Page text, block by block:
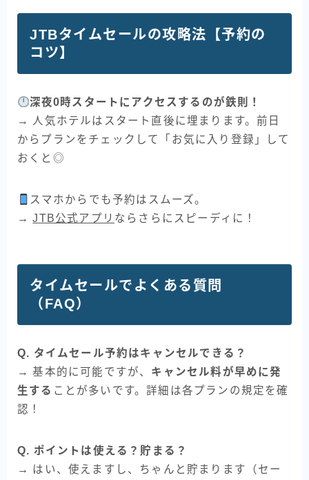
JTBタイムセールの攻略法【予約の
コツ】
深夜0時スタートにアクセスするのが鉄則！
→ 人気ホテルはスタート直後に埋まります。前日
からプランをチェックして「お気に入り登録」して
おくと◎
スマホからでも予約はスムーズ。
→JTB公式アプリ ならさらにスピーディに！
タイムセールでよくある質問
（FAQ）
Q. タイムセール予約はキャンセルできる？
→ 基本的に可能ですが、 キャンセル料が早めに発
生する ことが多いです。詳細は各プランの規定を確
認！
Q. ポイントは使える？貯まる？
→ はい、使えますし、ちゃんと貯まります（セー